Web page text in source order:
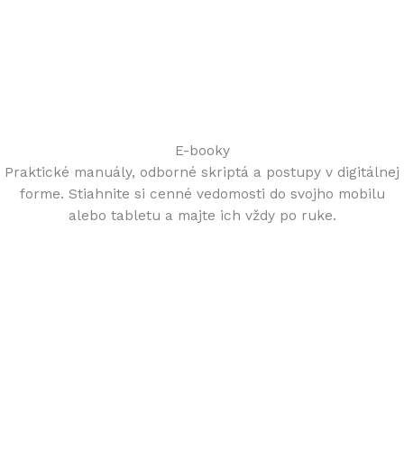
E-booky
Praktické manuály, odborné skriptá a postupy v digitálnej
forme. Stiahnite si cenné vedomosti do svojho mobilu
alebo tabletu a majte ich vždy po ruke.